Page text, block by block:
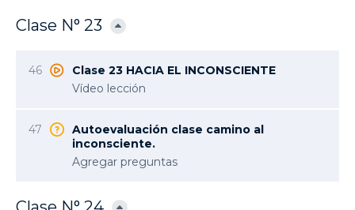
Clase N° 23
46
Clase 23 HACIA EL INCONSCIENTE
Vídeo lección
47
Autoevaluación clase camino al
inconsciente.
Agregar preguntas